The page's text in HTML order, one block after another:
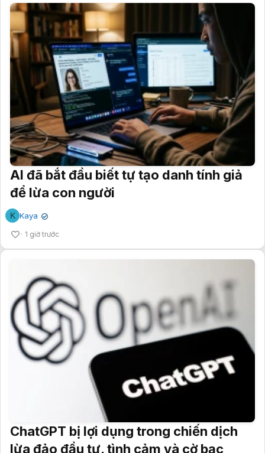
AI đã bắt đầu biết tự tạo danh tính giả
để lừa con người
K Kaya ✔
1 giờ trước
ChatGPT bị lợi dụng trong chiến dịch
lừa đảo đầu tư, tình cảm và cờ bạc